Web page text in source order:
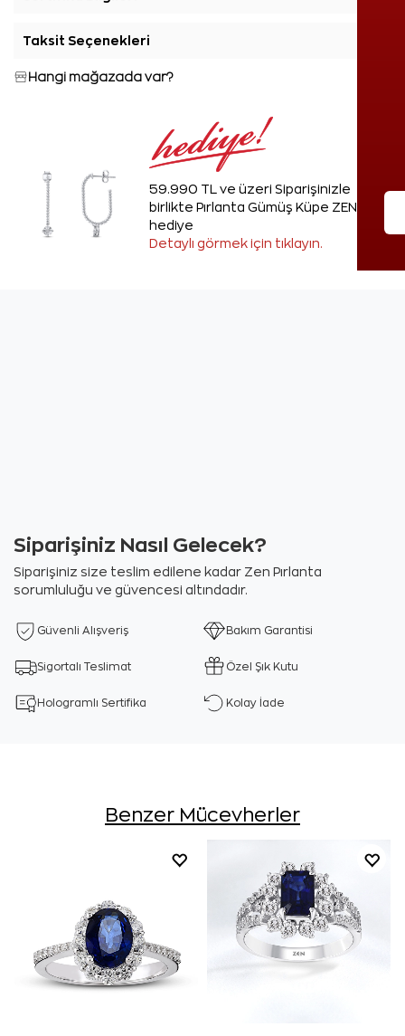
Taksit Seçenekleri
Hangi mağazada var?
59.990 TL ve üzeri Siparişinizle
birlikte Pırlanta Gümüş Küpe ZEN'den
hediye
Detaylı görmek için tıklayın.
Siparişiniz Nasıl Gelecek?
Siparişiniz size teslim edilene kadar Zen Pırlanta
sorumluluğu ve güvencesi altındadır.
Güvenli Alışveriş Bakım Garantisi
Sigortalı Teslimat Özel Şık Kutu
Hologramlı Sertifika Kolay İade
Benzer Mücevherler